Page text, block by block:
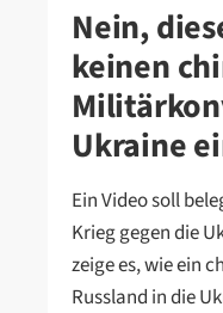
Nein,
keinen
Ukraine
Ein Video soll
Krieg gegen die
zeige es, wie ein
Russland in die